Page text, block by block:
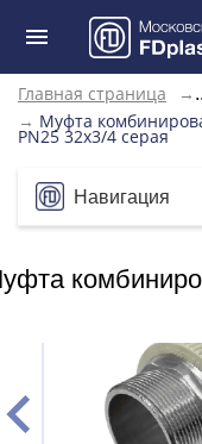
Главная страница →
→ Муфта
PN25 32х3/4 серая
Навигация